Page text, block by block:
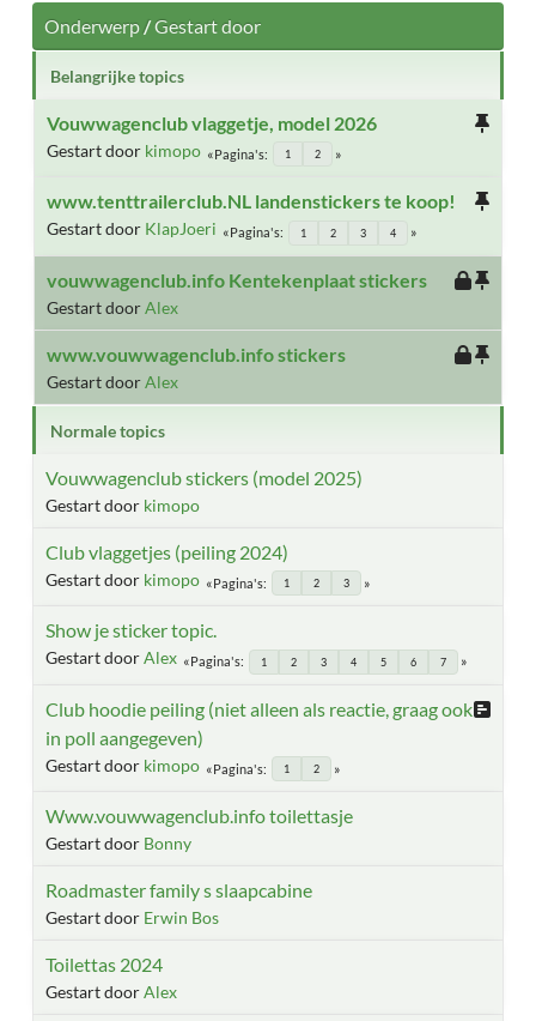
Onderwerp/Gestart door
Belangrijke topics
Vouwwagenclub vlaggetje, model 2026
Gestart door kimopo Pagina's 1 2
www.tenttrailerclub.NL landenstickers te koop!
Gestart door KlapJoeri Pagina's 1 2 3 4
vouwwagenclub.info Kentekenplaat stickers
Gestart doorAlex
www.vouwwagenclub.info stickers
Gestart doorAlex
Normale topics
Vouwwagenclub stickers (model 2025)
Gestart door kimopo
Club vlaggetjes (peiling 2024)
Gestart door kimopo Pagina's 1 2 3
Show je sticker topic.
Gestart doorAlex Pagina's 1 2 3 4 5 6 7
Club hoodie peiling (niet alleen als reactie, graag ook
in poll aangegeven)
Gestart door kimopo Pagina's 1 2
Www.vouwwagenclub.info toilettasje
Gestart door Bonny
Roadmaster family s slaapcabine
Gestart door Erwin Bos
Toilettas 2024
Gestart doorAlex